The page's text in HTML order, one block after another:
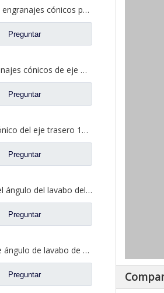
18/27 par de engranajes cónicos para Dena Axle Dongfeng T-Lift Truck repuestos 2502ZHS1827-025/026
Preguntar
Par de engranajes cónicos de eje medio 15/29 para Ankai & Benz Axle Foton Auman North Benz Beiben Truck repuestos A3463535310
Preguntar
Engranaje cónico del eje trasero 15/29 para Ankai & Benz Axle Foton Auman North Benz Beiben Truck repuestos 24.02.101
Preguntar
Engranaje del ángulo del lavabo del eje trasero para los recambios 81.35199.6532 de Shamcan AulongTruck
Preguntar
Engranaje de ángulo de lavabo de puente medio para Shamcan AulongTruck repuestos DZ9112320689
Preguntar